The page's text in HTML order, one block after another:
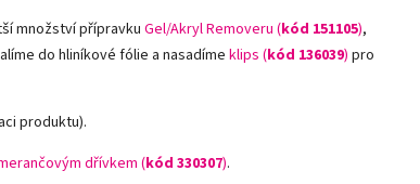
množství přípravkuGel/Akryl Removeru (kód 151105),
do hliníkové fólie a nasadíme klips (kód 136039) pro
produktu).
dřívkem (kód 330307).